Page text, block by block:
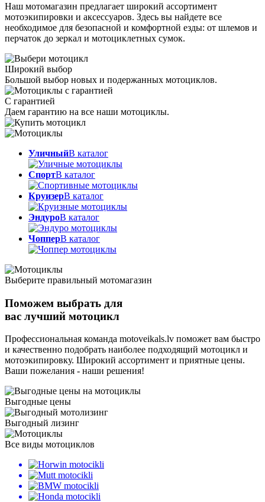
Наш мотомагазин предлагает широкий ассортимент
мотоэкипировки и аксессуаров. Здесь вы найдете все
необходимое для безопасной и комфортной езды: от шлемов и
перчаток до зеркал и мотоциклетных сумок.
Широкий выбор
Большой выбор новых и подержанных мотоциклов.
С гарантией
Даем гарантию на все наши мотоциклы.
УличныйВ каталог
СпортВ каталог
КруизерВ каталог
ЭндуроВ каталог
ЧопперВ каталог
Выберите правильный мотомагазин
Поможем выбрать для
вас лучший мотоцикл
Профессиональная команда motoveikals.lv поможет вам быстро
и качественно подобрать наиболее подходящий мотоцикл и
мотоэкипировку. Широкий ассортимент и приятные цены.
Ваши пожелания - наши решения!
Выгодные цены
Выгодный лизинг
Все виды мотоциклов